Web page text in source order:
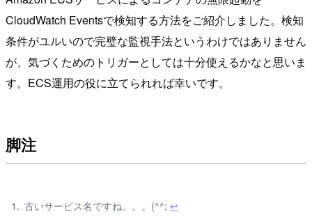
CloudWatch Eventsで検知する方法をご紹介しました。検知
条件がユルいので完璧な監視手法というわけではありません
が、気づくためのトリガーとしては十分使えるかなと思いま
す。ECS運用の役に立てられれば幸いです。
脚注
古いサービス名ですね。。。(^^;↩